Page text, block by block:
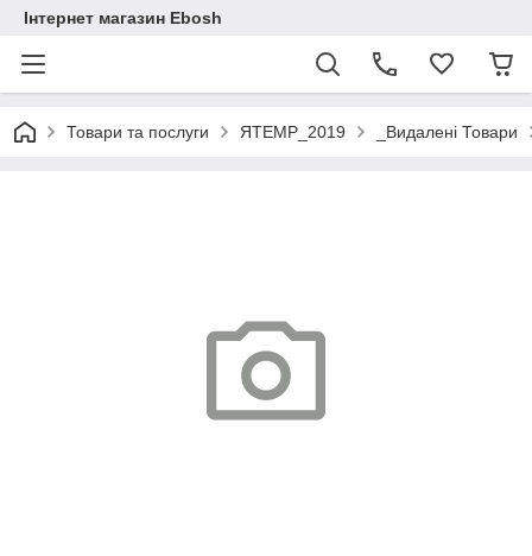
Інтернет магазин Ebosh
Товари та послуги ЯTEMP_2019 _Видалені Товари